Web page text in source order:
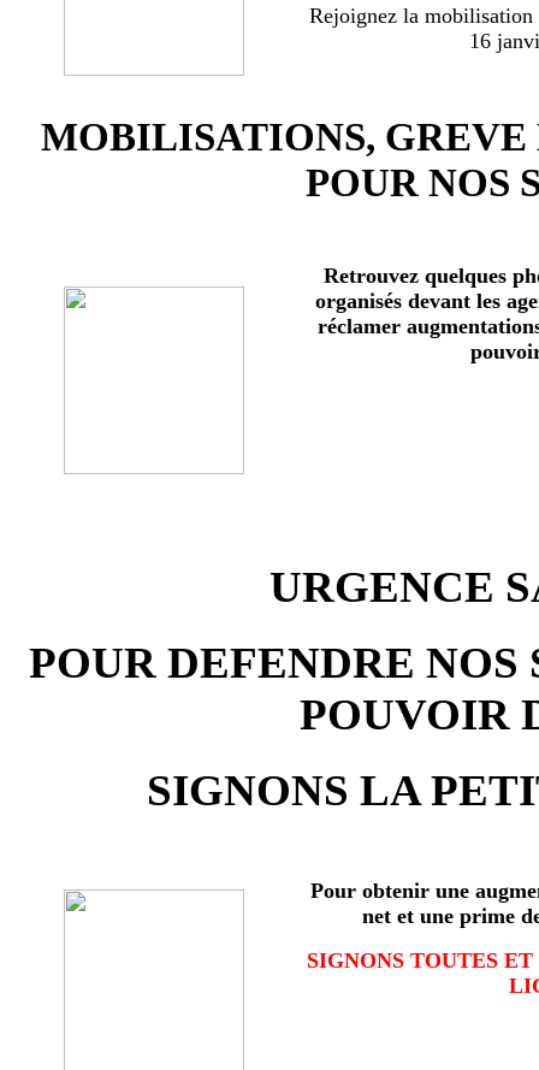
Rejoignez la mobilisation
16
MOBILISATIONS,
POUR NOS
Retrouvez quelques
organisés devant les
réclamer
URGENCE
POUR DEFENDRE
POUVOIR
SIGNONS LA
Pour obtenir une
net et une prime
SIGNONS TOUTES